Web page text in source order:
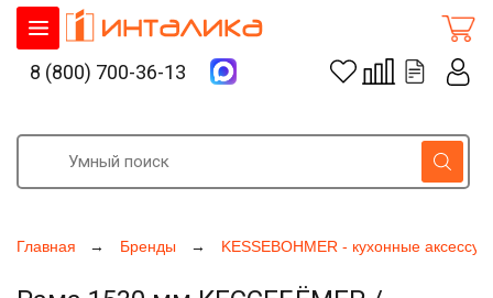
Главная Бренды KESSEBOHMER - кухонные
8 (800) 700-36-13